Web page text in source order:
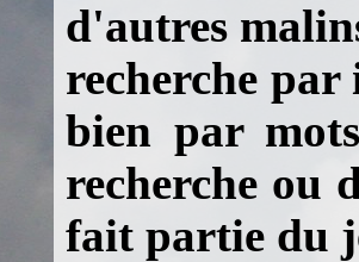
d'autres
recherche par
bien par
recherche ou
fait partie du